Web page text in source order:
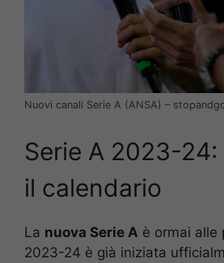
Nuovi canali Serie A (ANSA) –
Serie A 2023-24:
il calendario
La nuova Serie A è ormai alle
2023-24 è già iniziata